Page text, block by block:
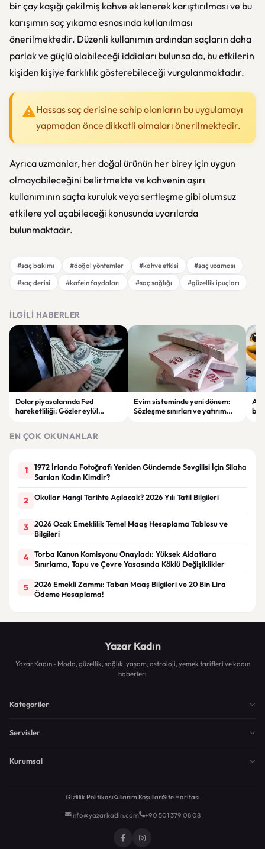
bir çay kaşığı çekilmiş kahve eklenerek karıştırılması ve bu
karışımın saç yıkama esnasında kullanılması
önerilmektedir. Düzenli kullanımın ardından saçların daha
parlak ve güçlü olabileceği iddiaları bulunsa da, bu etkilerin
kişiden kişiye farklılık gösterebileceği vurgulanmaktadır.
Hassas saç derisine sahip olanların bu uygulamayı
yapmadan önce dikkatli olmaları önerilmektedir.
Ayrıca uzmanlar, her doğal ürünün her birey için uygun
olmayabileceğini belirtmekte ve kahvenin aşırı
kullanımının saçta kuruluk veya sertleşme gibi olumsuz
etkilere yol açabileceği konusunda uyarılarda
bulunmaktadır.
#saç bakımı #doğal yöntemler #kahve etkisi
#saç uzaması
#saç derisi
#kafein faydaları #saç sağlığı #güzellik ipuçları
İLGILI HABERLER
Dolar piyasalarında Fed
hareketliliği: Gözler eylül
Evim sisteminde yeni dönem:
Sözleşme sınırları ve yatırım
EN ÇOK OKUNANLAR
1
1972 İrlanda Fotoğrafı Yeniden Gündemde Sevgilisi İçin Silaha
Sarılan Kadın Kimdir?
2 Okullar Hangi Tarihte Açılacak? 2026 Yılı Tatil Bilgileri
3
2026 Ocak Emeklilik Temel Maaş Hesaplama Tablosu ve
Bilgileri
4
Torba Kanun Komisyonu Onayladı: Yüksek Aidatlara
Sınırlama, Tapu ve Çevre Yasasında Köklü Değişiklikler
5
2026 Emekli Zammı: Taban Maaş Bilgileri ve 20 Bin Lira
Ödeme Hesaplama!
Yazar Kadın
Yazar Kadın - Moda, güzellik, sağlık, yaşam, astroloji, yemek tarifleri ve kadın
haberleri
Kategoriler
Servisler
Kurumsal
Gizlilik PolitikasıKullanım KoşullarıSite Haritası
info@yazarkadin.com +90 501 379 08 08